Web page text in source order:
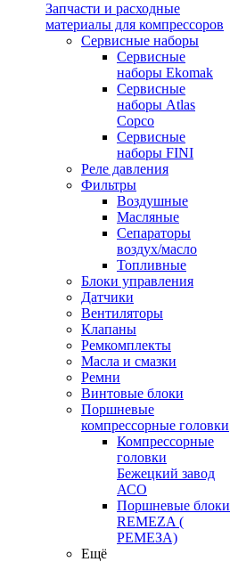
Запчасти и расходные
материалы для компрессоров
Cервисные наборы
Сервисные
наборы Ekomak
Cервисные
наборы Atlas
Copco
Сервисные
наборы FINI
Реле давления
Фильтры
Воздушные
Масляные
Сепараторы
воздух/масло
Топливные
Блоки управления
Датчики
Вентиляторы
Клапаны
Ремкомплекты
Масла и смазки
Ремни
Винтовые блоки
Поршневые
компрессорные головки
Компрессорные
головки
Бежецкий завод
АСО
Поршневые блоки
REMEZA (
РЕМЕЗА)
Ещё